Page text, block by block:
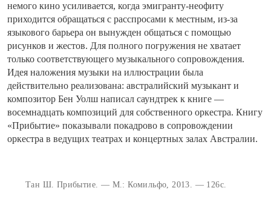
немого кино усиливается, когда эмигранту-неофиту
приходится обращаться с расспросами к местным, из-за
языкового барьера он вынужден общаться с помощью
рисунков и жестов. Для полного погружения не хватает
только соответствующего музыкального сопровождения.
Идея наложения музыки на иллюстрации была
действительно реализована: австралийский музыкант и
композитор Бен Уолш написал саундтрек к книге —
восемнадцать композиций для собственного оркестра. Книгу
«Прибытие» показывали покадрово в сопровождении
оркестра в ведущих театрах и концертных залах Австралии.
Тан Ш. Прибытие. — М.: Комильфо, 2013. — 126с.